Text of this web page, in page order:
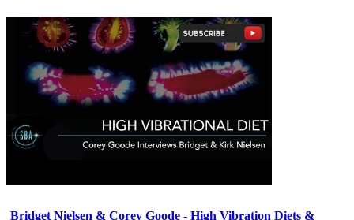
Bridget Nielsen & Corey Goode - High Vibration Diets &